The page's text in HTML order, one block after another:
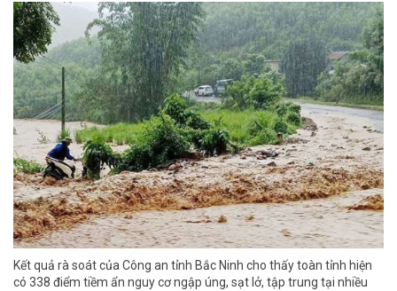
Kết quả rà soát của Công an tỉnh Bắc Ninh cho thấy toàn tỉnh hiện
có 338 điểm tiềm ẩn nguy cơ ngập úng, sạt lở, tập trung tại nhiều